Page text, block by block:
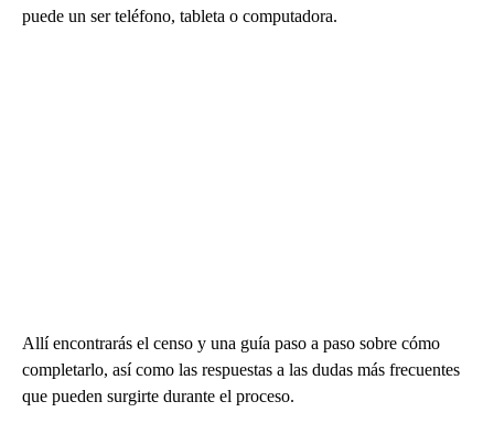
puede un ser teléfono, tableta o computadora.
Allí encontrarás el censo y una guía paso a paso sobre cómo
completarlo, así como las respuestas a las dudas más frecuentes
que pueden surgirte durante el proceso.